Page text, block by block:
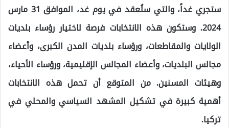
ستجري غداً، والتي ستُعقد في يوم غد، الموافق 31 مارس
2024. وستكون هذه الانتخابات فرصة لاختيار رؤساء بلديات
الولايات والمقاطعات، ورؤساء بلديات المدن الكبرى، وأعضاء
مجالس البلديات، وأعضاء المجالس الإقليمية، ورؤساء الأحياء،
وهيئات المسنين. من المتوقع أن تحمل هذه الانتخابات
أهمية كبيرة في تشكيل المشهد السياسي والمحلي في
تركيا.